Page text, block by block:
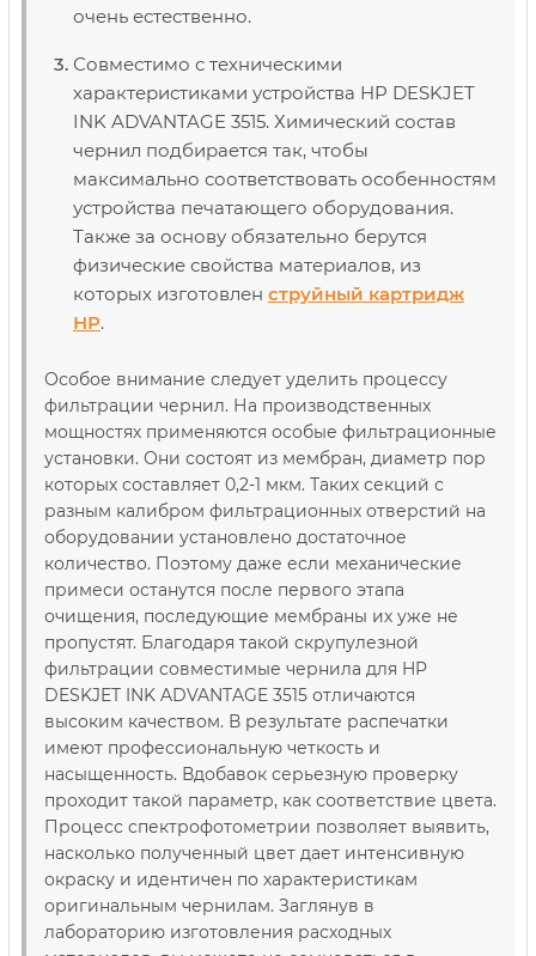
очень естественно.
Совместимо с техническими
характеристиками устройства HP DESKJET
INK ADVANTAGE 3515. Химический состав
чернил подбирается так, чтобы
максимально соответствовать особенностям
устройства печатающего оборудования.
Также за основу обязательно берутся
физические свойства материалов, из
которых изготовлен струйный картридж
НР.
Особое внимание следует уделить процессу
фильтрации чернил. На производственных
мощностях применяются особые фильтрационные
установки. Они состоят из мембран, диаметр пор
которых составляет 0,2-1 мкм. Таких секций с
разным калибром фильтрационных отверстий на
оборудовании установлено достаточное
количество. Поэтому даже если механические
примеси останутся после первого этапа
очищения, последующие мембраны их уже не
пропустят. Благодаря такой скрупулезной
фильтрации совместимые чернила для HP
DESKJET INK ADVANTAGE 3515 отличаются
высоким качеством. В результате распечатки
имеют профессиональную четкость и
насыщенность. Вдобавок серьезную проверку
проходит такой параметр, как соответствие цвета.
Процесс спектрофотометрии позволяет выявить,
насколько полученный цвет дает интенсивную
окраску и идентичен по характеристикам
оригинальным чернилам. Заглянув в
лабораторию изготовления расходных